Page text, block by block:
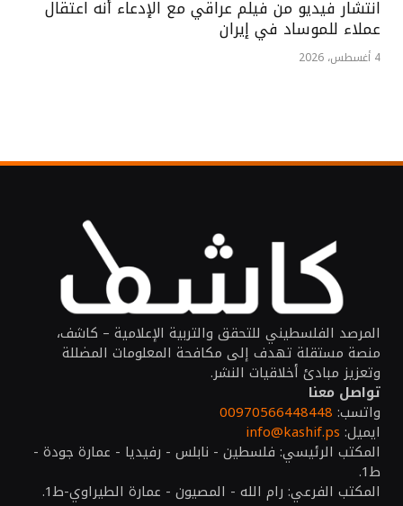
انتشار فيديو من فيلم عراقي مع الإدعاء أنه اعتقال
عملاء للموساد في إيران
4 أغسطس، 2026
المرصد الفلسطيني للتحقق والتربية الإعلامية – كاشف،
منصة مستقلة تهدف إلى مكافحة المعلومات المضللة
وتعزيز مبادئ أخلاقيات النشر.
تواصل معنا
واتسب: 00970566448448
ايميل: info@kashif.ps
المكتب الرئيسي: فلسطين - نابلس - رفيديا - عمارة جودة -
ط1.
المكتب الفرعي: رام الله - المصيون - عمارة الطيراوي-ط1.